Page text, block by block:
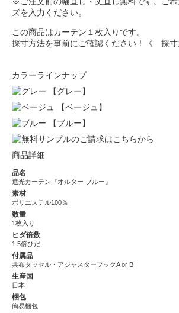
ズを入力ください。
この商品はカーテン１枚入りです。
採寸方法を事前にご確認ください！
《 採
カラーラインナップ
【グレー】
【ベージュ】
【ブルー】
商品詳細
品名
遮光カーテン『オルター ブルー』
素材
ポリエステル100％
数量
1枚入り
ヒダ倍数
1.5倍ひだ
付属品
共布タッセル・アジャスターフックA or B
生産国
日本
梱包
簡易梱包